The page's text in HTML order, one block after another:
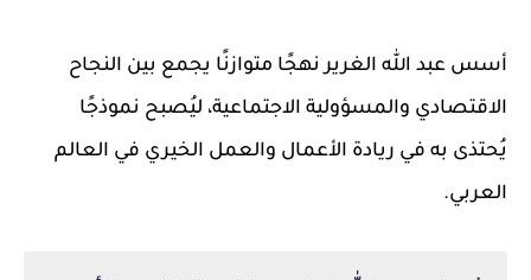
أسس عبد الله الغرير نهجًا متوازنًا يجمع بين النجاح
الاقتصادي والمسؤولية الاجتماعية، ليُصبح نموذجًا
يُحتذى به في ريادة الأعمال والعمل الخيري في العالم
العربي.